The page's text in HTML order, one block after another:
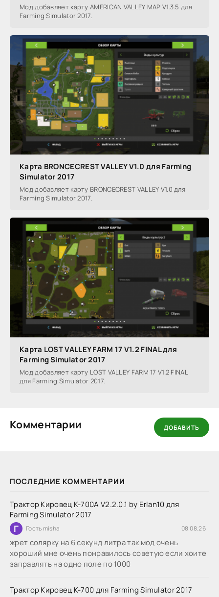
ПОСЛЕДНИЕ КОММЕНТАРИИ
Трактор Кировец К-700А V2.2.0.1 by Erlan10 для
Farming Simulator 2017
Г Гость misha 08.08.26
жрет солярку на 6 секунд литра так мод очень
хороший мне очень понравилось советую если хоите
заправлять на одно поле по 1000
Трактор Кировец К-700 для Farming Simulator 2017
Мод добавляет карту AMERICAN VALLEY MAP V1.3.5 для
Farming Simulator 2017.
Карта BRONCECREST VALLEY V1.0 для Farming
Simulator 2017
Мод добавляет карту BRONCECREST VALLEY V1.0 для
Farming Simulator 2017.
Карта LOST VALLEY FARM 17 V1.2 FINAL для
Farming Simulator 2017
Мод добавляет карту LOST VALLEY FARM 17 V1.2 FINAL
для Farming Simulator 2017.
Комментарии ДОБАВИТЬ